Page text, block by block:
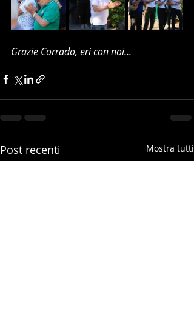
Grazie Corrado, eri con noi...
Post recenti Mostra tutti